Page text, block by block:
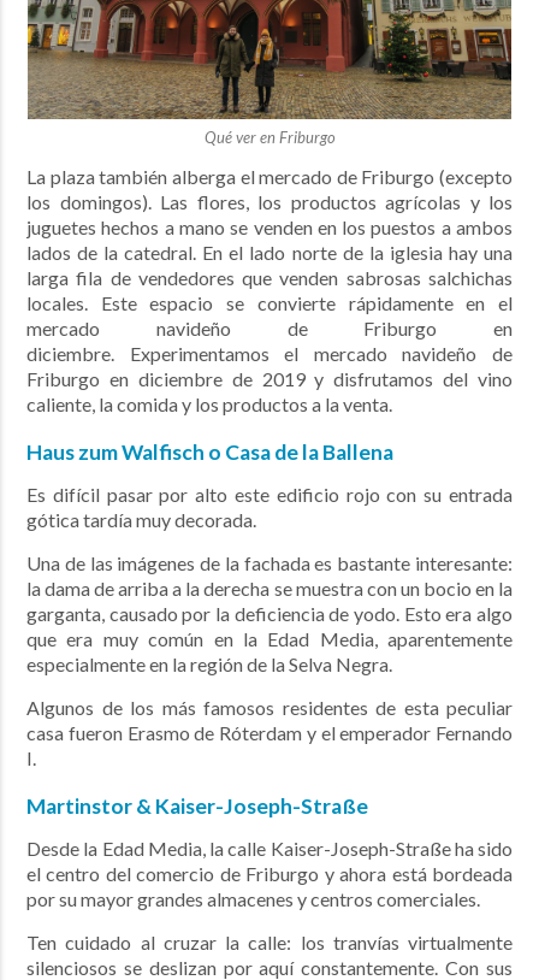
Qué ver en Friburgo
La plaza también alberga el mercado de Friburgo (excepto
los domingos). Las flores, los productos agrícolas y los
juguetes hechos a mano se venden en los puestos a ambos
lados de la catedral. En el lado norte de la iglesia hay una
larga fila de vendedores que venden sabrosas salchichas
locales. Este espacio se convierte rápidamente en el
mercado navideño de Friburgo en
diciembre. Experimentamos el mercado navideño de
Friburgo en diciembre de 2019 y disfrutamos del vino
caliente, la comida y los productos a la venta.
Haus zum Walfisch o Casa de la Ballena
Es difícil pasar por alto este edificio rojo con su entrada
gótica tardía muy decorada.
Una de las imágenes de la fachada es bastante interesante:
la dama de arriba a la derecha se muestra con un bocio en la
garganta, causado por la deficiencia de yodo. Esto era algo
que era muy común en la Edad Media, aparentemente
especialmente en la región de la Selva Negra.
Algunos de los más famosos residentes de esta peculiar
casa fueron Erasmo de Róterdam y el emperador Fernando
I.
Martinstor & Kaiser-Joseph-Straße
Desde la Edad Media, la calle Kaiser-Joseph-Straße ha sido
el centro del comercio de Friburgo y ahora está bordeada
por su mayorgrandes almacenes y centros comerciales.
Ten cuidado al cruzar la calle: los tranvías virtualmente
silenciosos se deslizan por aquí constantemente.Con sus